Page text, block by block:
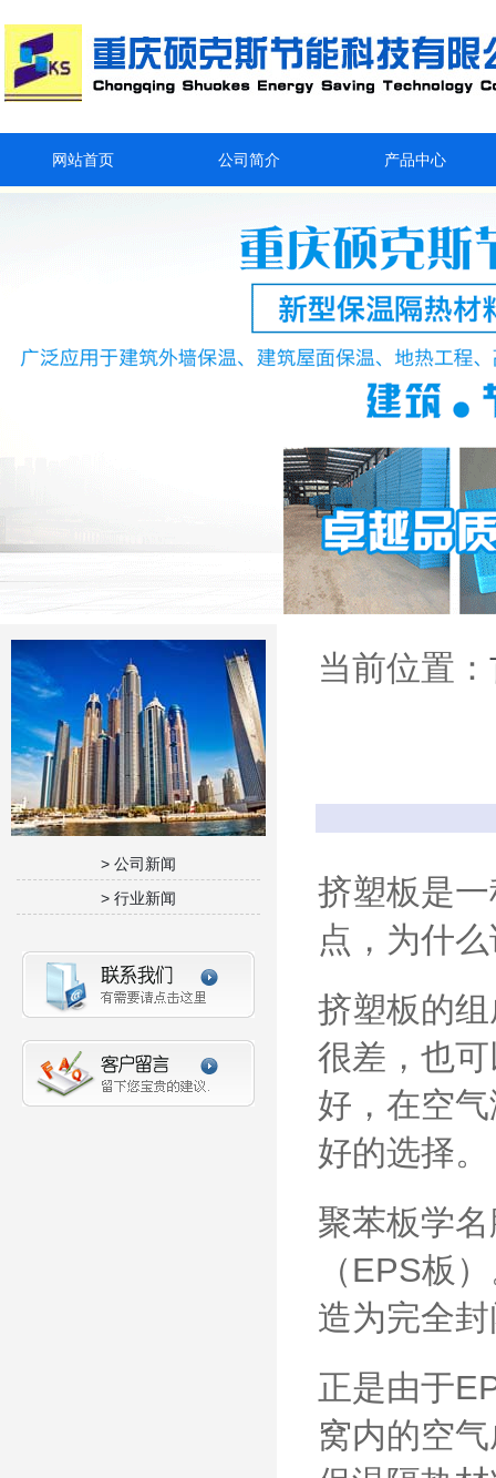
网站首页 公司简介 产品中心
> 公司新闻
> 行业新闻
当前位置：
挤塑板是
点，为什
挤塑板的
很差，也
好，在空
好的选择。
聚苯板学
（EPS板
造为完全
正是由于
窝内的空